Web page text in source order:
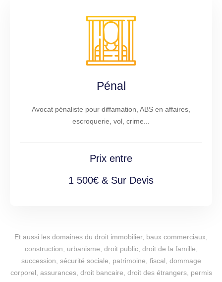
Pénal
Avocat pénaliste pour diffamation, ABS en affaires,
escroquerie, vol, crime...
Prix entre
1 500€ & Sur Devis
Et aussi les domaines du droit immobilier, baux commerciaux,
construction, urbanisme, droit public, droit de la famille,
succession, sécurité sociale, patrimoine, fiscal, dommage
corporel, assurances, droit bancaire, droit des étrangers, permis